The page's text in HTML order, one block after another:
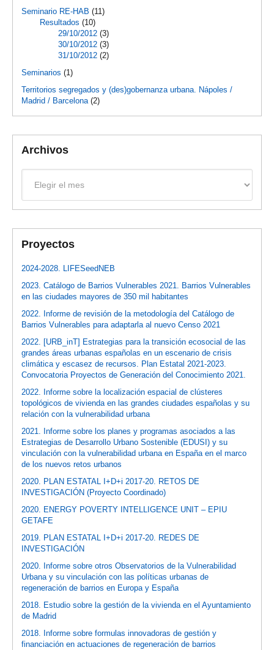
Seminario RE-HAB (11)
Resultados (10)
29/10/2012 (3)
30/10/2012 (3)
31/10/2012 (2)
Seminarios (1)
Territorios segregados y (des)gobernanza urbana. Nápoles /
Madrid / Barcelona(2)
Archivos
Proyectos
2024-2028. LIFESeedNEB
2023. Catálogo de Barrios Vulnerables 2021. Barrios Vulnerables
en las ciudades mayores de 350 mil habitantes
2022. Informe de revisión de la metodología del Catálogo de
Barrios Vulnerables para adaptarla al nuevo Censo 2021
2022. [URB_inT] Estrategias para la transición ecosocial de las
grandes áreas urbanas españolas en un escenario de crisis
climática y escasez de recursos. Plan Estatal 2021-2023.
Convocatoria Proyectos de Generación del Conocimiento 2021.
2022. Informe sobre la localización espacial de clústeres
topológicos de vivienda en las grandes ciudades españolas y su
relación con la vulnerabilidad urbana
2021. Informe sobre los planes y programas asociados a las
Estrategias de Desarrollo Urbano Sostenible (EDUSI) y su
vinculación con la vulnerabilidad urbana en España en el marco
de los nuevos retos urbanos
2020. PLAN ESTATAL I+D+i 2017-20. RETOS DE
INVESTIGACIÓN (Proyecto Coordinado)
2020. ENERGY POVERTY INTELLIGENCE UNIT – EPIU
GETAFE
2019. PLAN ESTATAL I+D+i 2017-20. REDES DE
INVESTIGACIÓN
2020. Informe sobre otros Observatorios de la Vulnerabilidad
Urbana y su vinculación con las políticas urbanas de
regeneración de barrios en Europa y España
2018. Estudio sobre la gestión de la vivienda en el Ayuntamiento
de Madrid
2018. Informe sobre formulas innovadoras de gestión y
financiación en actuaciones de regeneración de barrios